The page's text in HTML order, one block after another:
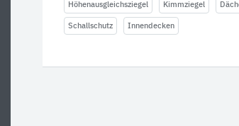
Höhenausgleichsziegel Kimmziegel
Schallschutz Innendecken